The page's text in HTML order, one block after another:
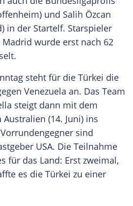
und Salih Özcan
in der Startelf. Starspieler
Madrid wurde erst nach 62
steht für die Türkei die
Venezuela an. Das Team
steigt dann mit dem
(14. Juni) ins
sind
USA. Die Teilnahme
für das Land: Erst zweimal,
es die Türkei zu einer